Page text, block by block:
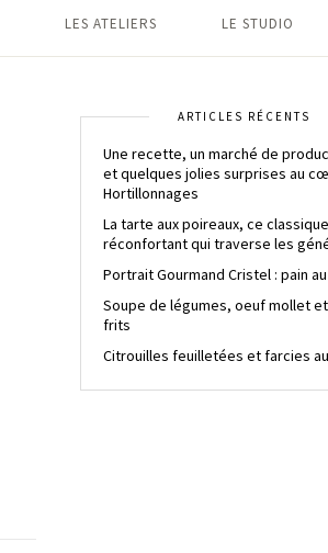
LES ATELIERS LE STUDIO
ARTICLES RÉCENTS
Une recette, un marché de
et quelques jolies surprises au
Hortillonnages
La tarte aux poireaux, ce classique
réconfortant qui traverse les
Portrait Gourmand Cristel : pain
Soupe de légumes, oeuf mollet
frits
Citrouilles feuilletées et farcies